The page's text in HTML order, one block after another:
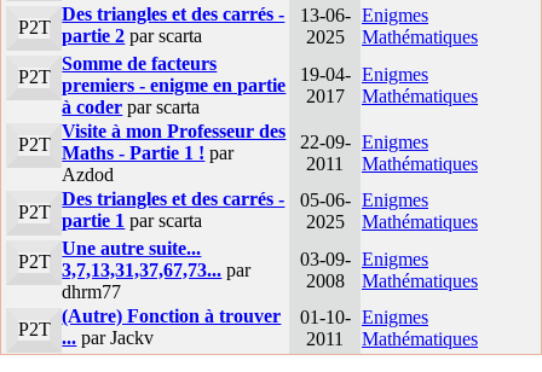
P2T
Des triangles et des carrés -
partie 2 par scarta
13-06-
2025
Enigmes
Mathématiques
P2T
Somme de facteurs
premiers - enigme en partie
à coder par scarta
19-04-
2017
Enigmes
Mathématiques
P2T
Visite à mon Professeur des
Maths - Partie 1 ! par
Azdod
22-09-
2011
Enigmes
Mathématiques
P2T
Des triangles et des carrés -
partie 1 par scarta
05-06-
2025
Enigmes
Mathématiques
P2T
Une autre suite...
3,7,13,31,37,67,73... par
dhrm77
03-09-
2008
Enigmes
Mathématiques
P2T
(Autre) Fonction à trouver
... par Jackv
01-10-
2011
Enigmes
Mathématiques